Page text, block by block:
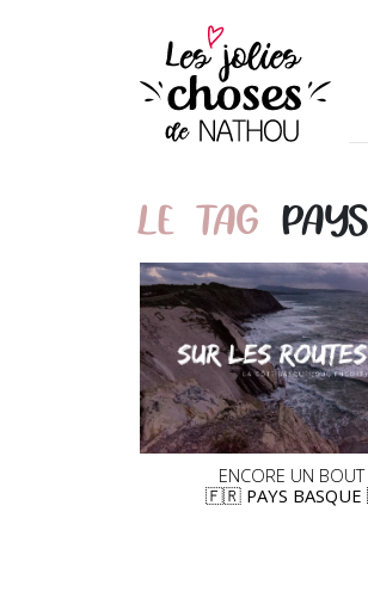
LE TAG
ENCORE UN BOUT
🇫🇷 PAYS